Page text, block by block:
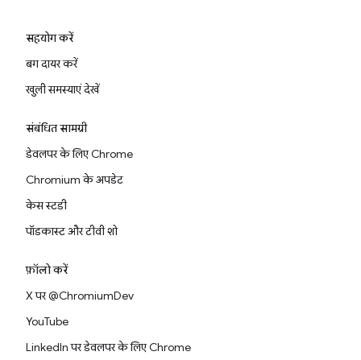
सहयोग करें
बग दायर करें
खुली समस्याएं देखें
संबंधित सामग्री
डेवलपर के लिए Chrome
Chromium के अपडेट
केस स्टडी
पॉडकास्ट और टीवी शो
फ़ॉलो करें
X पर @ChromiumDev
YouTube
LinkedIn पर डेवलपर के लिए Chrome